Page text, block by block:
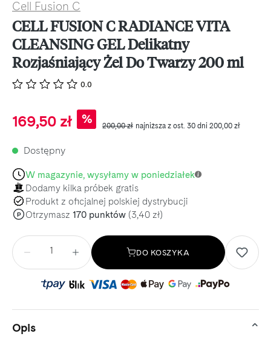
Cell Fusion C
CELL FUSION C RADIANCE VITA
CLEANSING GEL Delikatny
Rozjaśniający Żel Do Twarzy 200 ml
0.0
Cena sprzedaży:
169,50 zł % Cena regularna:
200,00 zł najniższa z ost. 30 dni 200,00 zł
Dostępny
W magazynie, wysyłamy w poniedziałek
Dodamy kilka próbek gratis
Produkt z oficjalnej polskiej dystrybucji
P Otrzymasz 170 punktów (3,40 zł)
Ilość
DO KOSZYKA
Opis